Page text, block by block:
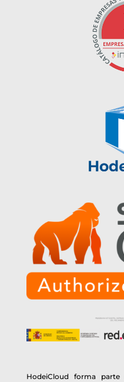
HodeiCloud forma